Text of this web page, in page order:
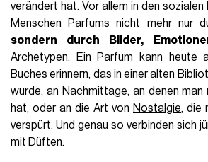
verändert hat. Vor allem in den sozialen
Menschen Parfums nicht mehr nur
sondern durch Bilder,
Archetypen. Ein Parfum kann heute
Buches erinnern, das in einer alten
wurde, an Nachmittage, an denen man
hat, oder an die Art von Nostalgie, die
verspürt. Und genau so verbinden sich
mit Düften.